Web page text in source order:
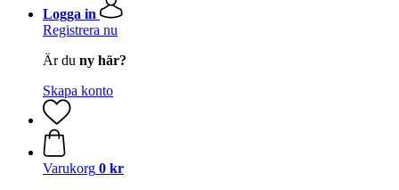
Logga in
Registrera nu
Är du ny här?
Skapa konto
Varukorg 0 kr